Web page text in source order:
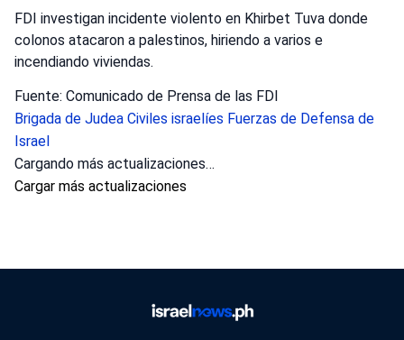
FDI investigan incidente violento en Khirbet Tuva donde
colonos atacaron a palestinos, hiriendo a varios e
incendiando viviendas.
Fuente: Comunicado de Prensa de las FDI
Brigada de Judea Civiles israelíes Fuerzas de Defensa de
Israel
Cargando más actualizaciones…
Cargar más actualizaciones